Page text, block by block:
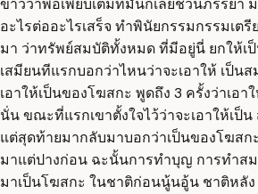
ข่าวว่าพ่อเพียบเต็มที่มันก็เลยชวนภรรยา
อะไรต่ออะไรเสร็จ ทำพินัยกรรมกรรมเตรี
มา ว่าทรัพย์สมบัติทั้งหมด ที่มีอยู่นี่ ยกให้เ
เสมียนทีแรกบอกว่าไหนว่าจะเอาให้ เป็น
เอาให้เป็นของโฆสกะ พูดถึง 3 ครั้งว่าเอ
นั่น ขณะที่แรกเขาตั้งใจไว้ว่าจะเอาให้เป็
แต่สุดท้ายมากลับมาบอกว่าเป็นของโฆสก
มาแต่ปางก่อน ฉะนั้นการทำบุญ การทำส
มาเป็นโฆสกะ ในชาติก่อนนู้นอู้น ชาติหลัง